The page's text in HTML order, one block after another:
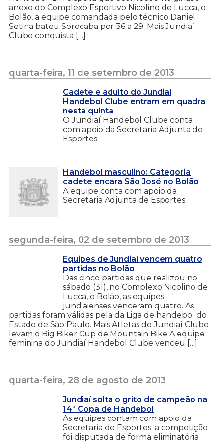
anexo do Complexo Esportivo Nicolino de Lucca, o
Bolão, a equipe comandada pelo técnico Daniel
Setina bateu Sorocaba por 36 a 29. Mais Jundiaí
Clube conquista […]
quarta-feira, 11 de setembro de 2013
Cadete e adulto do Jundiaí
Handebol Clube entram em quadra
nesta quinta
O Jundiaí Handebol Clube conta
com apoio da Secretaria Adjunta de
Esportes
Handebol masculino: Categoria
cadete encara São José no Bolão
A equipe conta com apoio da
Secretaria Adjunta de Esportes
segunda-feira, 02 de setembro de 2013
Equipes de Jundiaí vencem quatro
partidas no Bolão
Das cinco partidas que realizou no
sábado (31), no Complexo Nicolino de
Lucca, o Bolão, as equipes
jundiaienses venceram quatro. As
partidas foram válidas pela da Liga de handebol do
Estado de São Paulo. Mais Atletas do Jundiaí Clube
levam o Big Biker Cup de Mountain Bike A equipe
feminina do Jundiaí Handebol Clube venceu […]
quarta-feira, 28 de agosto de 2013
Jundiaí solta o grito de campeão na
14ª Copa de Handebol
As equipes contam com apoio da
Secretaria de Esportes; a competição
foi disputada de forma eliminatória